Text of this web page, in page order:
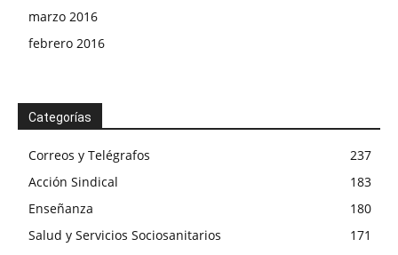
marzo 2016
febrero 2016
Categorías
Correos y Telégrafos
237
Acción Sindical
183
Enseñanza
180
Salud y Servicios Sociosanitarios
171